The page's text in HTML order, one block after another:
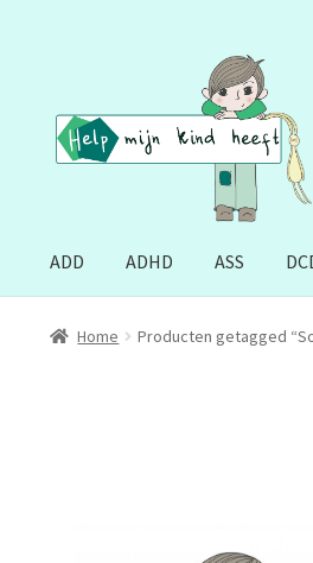
naar
navigatie
de
inhoud
ADD ADHD ASS
Home Producten getagged